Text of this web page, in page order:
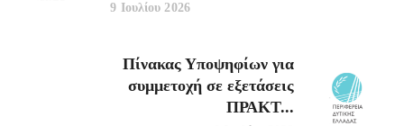
9 Ιουλίου 2026
Πίνακας Υποψηφίων για
συμμετοχή σε εξετάσεις
ΠΡΑΚΤ...